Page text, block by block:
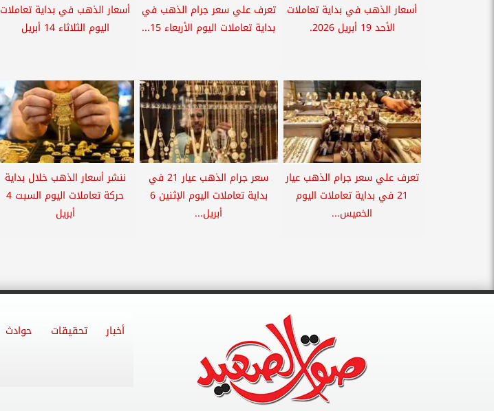
أسعار الذهب في بداية تعاملات
الأحد 19 أبريل 2026.
تعرف علي سعر جرام الذهب في
بداية تعاملات اليوم الأربعاء 15...
أسعار الذهب في بداية تعاملات
اليوم الثلاثاء 14 أبريل
تعرف علي سعر جرام الذهب عيار
21 في بداية تعاملات اليوم
الخميس...
سعر جرام الذهب عيار 21 في
بداية تعاملات اليوم الإثنين 6
أبريل...
ننشر أسعار الذهب خلال بداية
حركة تعاملات اليوم السبت 4
أبريل
أخبار تحقيقات حوادث